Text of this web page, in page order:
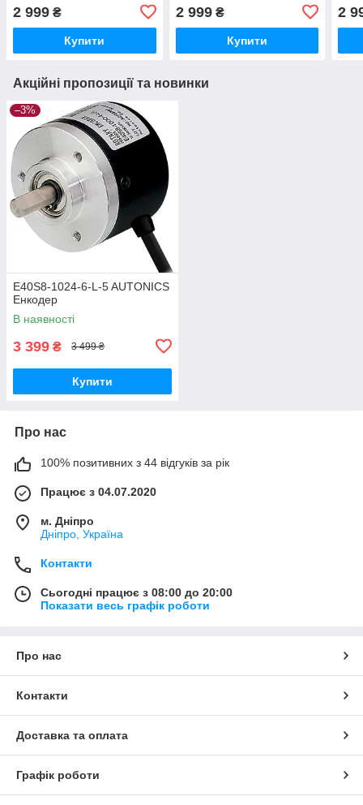
2 999 ₴
Купити
2 999₴
Купити
2
Акційні пропозиції та новинки
–3%
E40S8-1024-6-L-5 AUTONICS
Енкодер
В наявності
3 399 ₴ 3 499 ₴
Купити
Про нас
100% позитивних з 44 відгуків за рік
Працює з 04.07.2020
м. Дніпро
Дніпро, Україна
Контакти
Сьогодні працює з 08:00 до 20:00
Показати весь графік роботи
Про нас
Контакти
Доставка та оплата
Графік роботи